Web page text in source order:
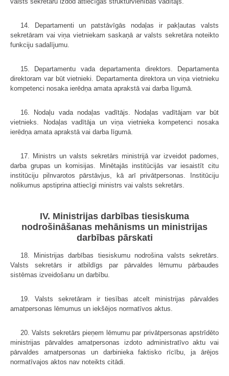
14. Departamenti un patstāvīgās nodaļas ir pakļautas valsts
sekretāram vai viņa vietniekam saskaņā ar valsts sekretāra noteikto
funkciju sadalījumu.
15. Departamentu vada departamenta direktors. Departamenta
direktoram var būt vietnieki. Departamenta direktora un viņa vietnieku
kompetenci nosaka ierēdņa amata aprakstā vai darba līgumā.
16. Nodaļu vada nodaļas vadītājs. Nodaļas vadītājam var būt
vietnieks. Nodaļas vadītāja un viņa vietnieka kompetenci nosaka
ierēdņa amata aprakstā vai darba līgumā.
17. Ministrs un valsts sekretārs ministrijā var izveidot padomes,
darba grupas un komisijas. Minētajās institūcijās var iesaistīt citu
institūciju pilnvarotos pārstāvjus, kā arī privātpersonas. Institūciju
nolikumus apstiprina attiecīgi ministrs vai valsts sekretārs.
IV. Ministrijas darbības tiesiskuma
nodrošināšanas mehānisms un ministrijas
darbības pārskati
18. Ministrijas darbības tiesiskumu nodrošina valsts sekretārs.
Valsts sekretārs ir atbildīgs par pārvaldes lēmumu pārbaudes
sistēmas izveidošanu un darbību.
19. Valsts sekretāram ir tiesības atcelt ministrijas pārvaldes
amatpersonas lēmumus un iekšējos normatīvos aktus.
20. Valsts sekretārs pieņem lēmumu par privātpersonas apstrīdēto
ministrijas pārvaldes amatpersonas izdoto administratīvo aktu vai
pārvaldes amatpersonas un darbinieka faktisko rīcību, ja ārējos
normatīvajos aktos nav noteikts citādi.